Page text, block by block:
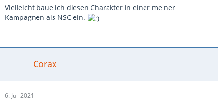
Vielleicht baue ich diesen Charakter in einer meiner
Kampagnen als NSC ein.
Corax
6. Juli 2021